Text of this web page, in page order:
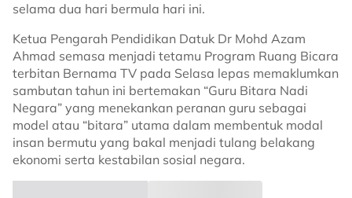
selama dua hari bermula hari ini.
Ketua Pengarah Pendidikan Datuk Dr Mohd Azam
Ahmad semasa menjadi tetamu Program Ruang Bicara
terbitan Bernama TV pada Selasa lepas memaklumkan
sambutan tahun ini bertemakan “Guru Bitara Nadi
Negara” yang menekankan peranan guru sebagai
model atau “bitara” utama dalam membentuk modal
insan bermutu yang bakal menjadi tulang belakang
ekonomi serta kestabilan sosial negara.